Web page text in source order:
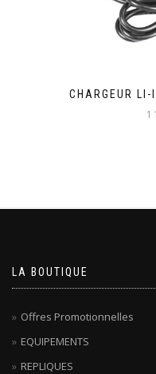
CHARGEUR
LA BOUTIQUE
Offres Promotionnelles
EQUIPEMENTS
REPLIQUES